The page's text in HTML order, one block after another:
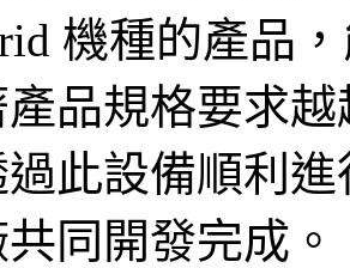
機種的產品
產品規格要求
此設備順利
同開發完成。